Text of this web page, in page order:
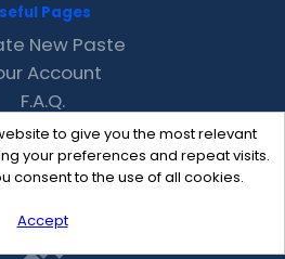
to give you the most relevant
your preferences and repeat visits.
consent to the use of all cookies.
Accept
Pages
New Paste
Account
F.A.Q.
Recent
Contact